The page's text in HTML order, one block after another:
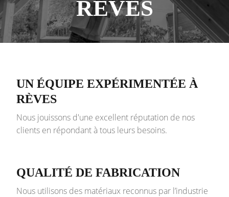
RÈVES
UN ÉQUIPE EXPÉRIMENTÉE À
RÈVES
Nous jouissons d'une excellent réputation de nos
clients en répondant à tous leurs besoins.
QUALITÉ DE FABRICATION
Nous utilisons des matériaux reconnus par l’industrie